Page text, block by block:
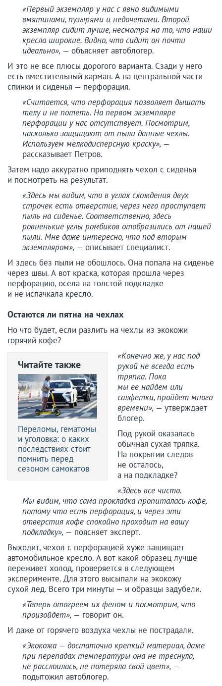
«Первый экземпляр у нас с явно видимыми
вмятинами, пузырями и недочетами. Второй
экземпляр сидит лучше, несмотря на то, что наши
кресла широкие. Видно, что сидит он почти
идеально», — объясняет автоблогер.
И это не все плюсы дорогого варианта. Сзади у него
есть вместительный карман. А на центральной части
спинки и сиденья — перфорация.
«Считается, что перфорация позволяет дышать
телу и не потеть. На первом экземпляре
перфорации у нас отсутствует. Посмотрим,
насколько защищают от пыли данные чехлы.
Используем мелкодисперсную краску», —
рассказывает Петров.
Затем надо аккуратно приподнять чехол с сиденья
и посмотреть на результат.
«Здесь мы видим, что в углах схождения двух
строчек есть отверстие, через него проступает
пыль на сиденье. Соответственно, здесь
ровненькие углы ромбиков отобразились от нашей
пыли. Мне даже интересно, что под вторым
экземпляром», — описывает специалист.
И здесь без пыли не обошлось. Она попала на сиденье
через швы. А вот краска, которая прошла через
перфорацию, осела на толстой подкладке
и не испачкала кресло.
Остаются ли пятна на чехлах
Но что будет, если разлить на чехлы из экокожи
горячий кофе?
Читайте также
Переломы, гематомы
и уголовка: о каких
последствиях стоит
помнить перед
сезоном самокатов
«Конечно же, у нас под
рукой не всегда есть
тряпка. Пока
мы ее найдем или
салфетки, пройдет много
времени», — утверждает
блогер.
Под рукой оказалась
обычная сухая тряпка.
На покрытии следов
не осталось,
а на подкладке?
«Здесь все чисто.
Мы видим, что сама прокладка пропиталась кофе,
потому что есть перфорация, и через эти
отверстия кофе спокойно проходит на вашу
подкладку», — поясняет эксперт.
Выходит, чехол с перфорацией хуже защищает
автомобильное кресло. А вот какой образец лучше
переживет холод, проверяется в следующем
эксперименте. Для этого высыпали на экокожу
сухой лед. Всего три минуты — и образцы задубели.
«Теперь отогреем их феном и посмотрим, что
произойдет», — говорит он.
И даже от горячего воздуха чехлы не пострадали.
«Экокожа — достаточно крепкий материал, даже
при перепадах температуры она не треснула,
не расслоилась, не потеряла свой цвет», —
подытожил автоблогер.